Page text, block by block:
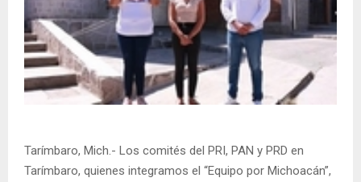
Tarímbaro, Mich.- Los comités del PRI, PAN y PRD en
Tarímbaro, quienes integramos el “Equipo por Michoacán”,